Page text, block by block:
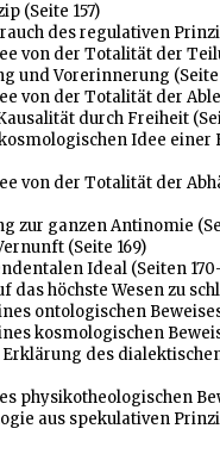
(Seite 157)
des regulativen
von der Totalität der
und Vorerinnerung (Seite
von der Totalität der
durch Freiheit
Idee einer
von der Totalität der
zur ganzen Antinomie
(Seite 169)
Ideal (Seiten
das höchste Wesen zu
ontologischen Beweises
kosmologischen
des
physikotheologischen
aus spekulativen